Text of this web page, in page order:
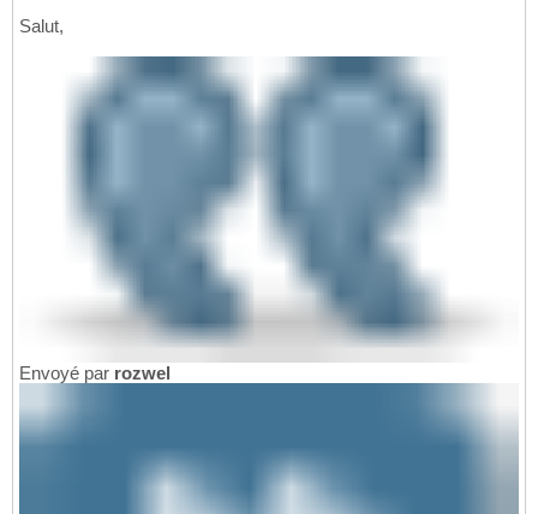
27
Salut,
Envoyé par rozwel